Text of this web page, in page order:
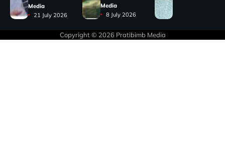
Media
21 July 2026
Media
8 July 2026
Copyright © 2026 Pratibimb Media